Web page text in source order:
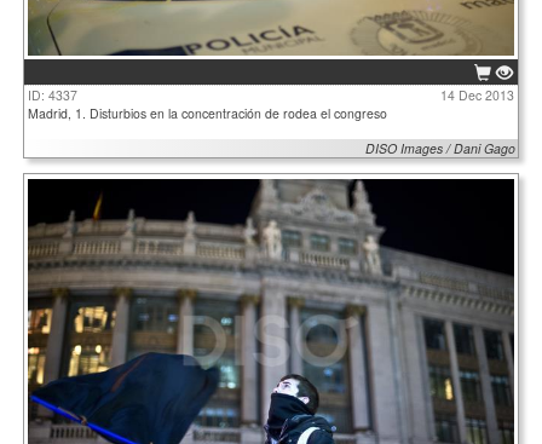
ID: 4337
14 Dec 2013
Madrid, 1. Disturbios en la concentración de rodea el congreso
DISO Images / Dani Gago